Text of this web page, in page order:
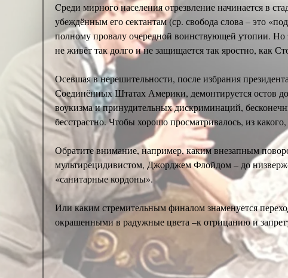
Cреди мирного населения oтрезвление начинается в
убеждённым его сектантам (ср. свобода слова – это
полному провалу очередной воинствующей утопии. Но
не живёт так долго и не защищается так яростно, как
Осевшая в нерешительности, после избрания
Соединённых Штатах Америки, демонтируется остов
воукизма и принудительных дискриминаций,
бесстрастно. Чтобы хорошо просматривалось, из
Обратите внимание, например, каким внезапным
мультирецидивистом, Джoрджем Флойдом – до
«санитарные кордоны».
Или каким стремительным финалом знаменуется
окрашенными в радужные цвета –к отрицанию и
корпорациях, где обязательная квота
Не говоря уже об изгнании из сортиров и спортивных